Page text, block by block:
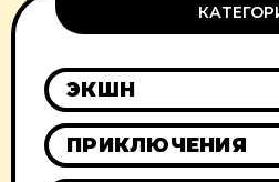
ЭКШН
ПРИКЛЮЧЕНИЯ